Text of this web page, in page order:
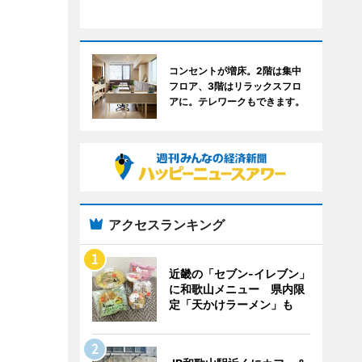
コンセントが増床。2階は集中
フロア、3階はリラックスフロ
アに。テレワークもできます。
アクセスランキング
近畿の「セブン-イレブン」
に和歌山メニュー 県内限
定「天かけラーメン」も